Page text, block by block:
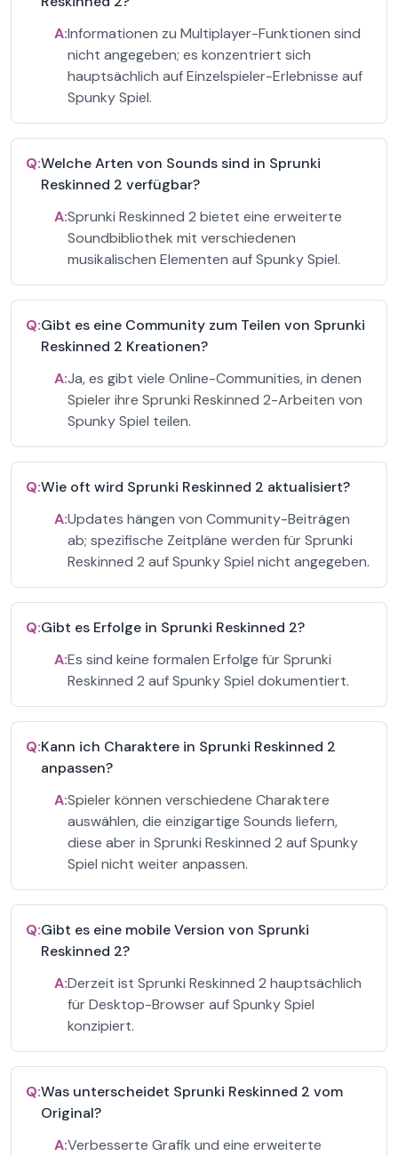
A:Informationen zu Multiplayer-Funktionen sind
nicht angegeben; es konzentriert sich
hauptsächlich auf Einzelspieler-Erlebnisse auf
Spunky Spiel.
Q:Welche Arten von Sounds sind in Sprunki
Reskinned 2 verfügbar?
A:Sprunki Reskinned 2 bietet eine erweiterte
Soundbibliothek mit verschiedenen
musikalischen Elementen auf Spunky Spiel.
Q:Gibt es eine Community zum Teilen von Sprunki
Reskinned 2 Kreationen?
A:Ja, es gibt viele Online-Communities, in denen
Spieler ihre Sprunki Reskinned 2-Arbeiten von
Spunky Spiel teilen.
Q:Wie oft wird Sprunki Reskinned 2 aktualisiert?
A:Updates hängen von Community-Beiträgen
ab; spezifische Zeitpläne werden für Sprunki
Reskinned 2 auf Spunky Spiel nicht angegeben.
Q:Gibt es Erfolge in Sprunki Reskinned 2?
A:Es sind keine formalen Erfolge für Sprunki
Reskinned 2 auf Spunky Spiel dokumentiert.
Q:Kann ich Charaktere in Sprunki Reskinned 2
anpassen?
A:Spieler können verschiedene Charaktere
auswählen, die einzigartige Sounds liefern,
diese aber in Sprunki Reskinned 2 auf Spunky
Spiel nicht weiter anpassen.
Q:Gibt es eine mobile Version von Sprunki
Reskinned 2?
A:Derzeit ist Sprunki Reskinned 2 hauptsächlich
für Desktop-Browser auf Spunky Spiel
konzipiert.
Q:Was unterscheidet Sprunki Reskinned 2 vom
Original?
A:Verbesserte Grafik und eine erweiterte